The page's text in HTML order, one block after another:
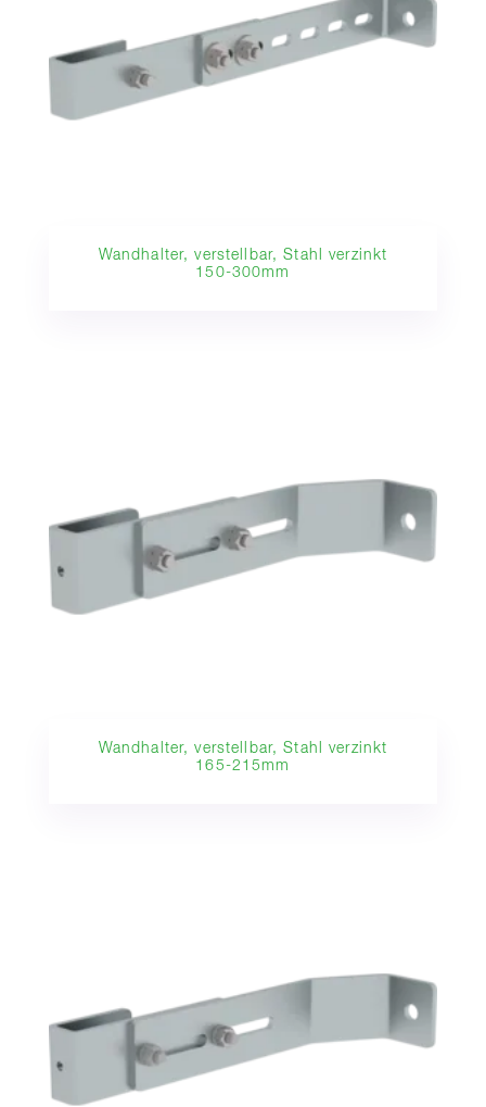
Wandhalter, verstellbar, Stahl verzinkt
150-300mm
Wandhalter, verstellbar, Stahl verzinkt
165-215mm